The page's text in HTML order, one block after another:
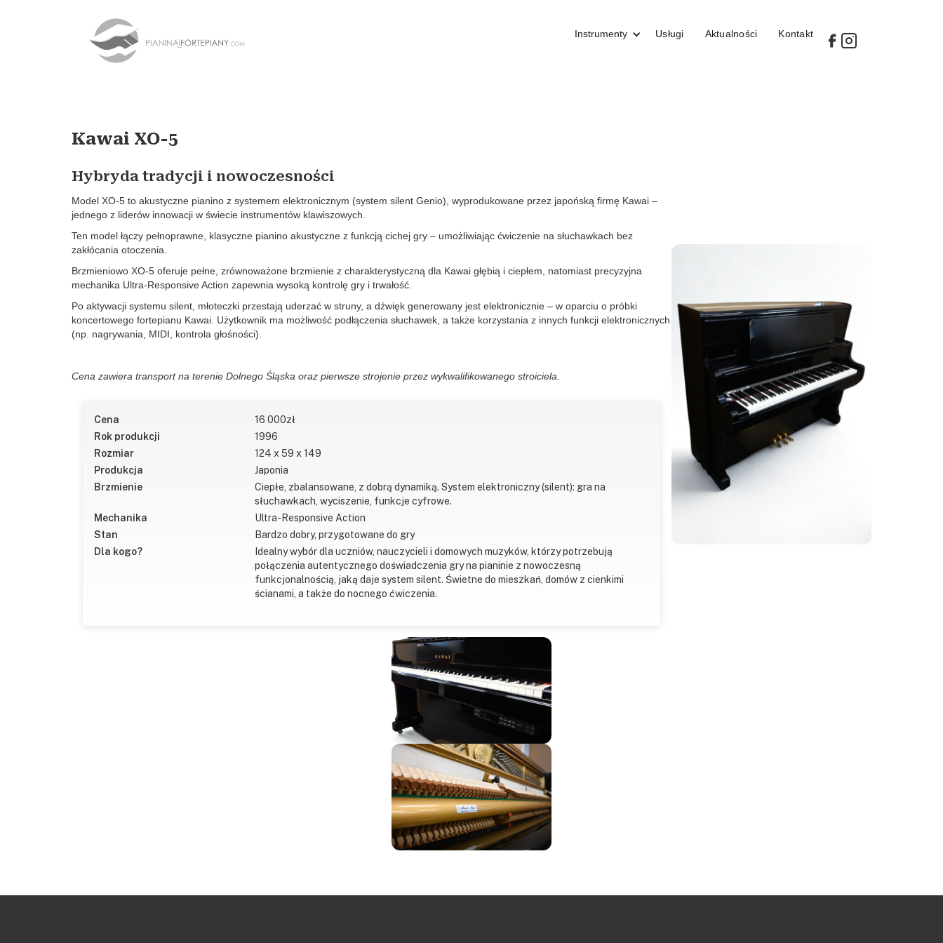
Instrumenty Usługi Aktualności Kontakt
Kawai XO-5
Hybryda tradycji i nowoczesności
Model XO-5 to akustyczne pianino z systemem elektronicznym (system silent Genio), wyprodukowane przez japońską firmę Kawai –
jednego z liderów innowacji w świecie instrumentów klawiszowych.
Ten model łączy pełnoprawne, klasyczne pianino akustyczne z funkcją cichej gry – umożliwiając ćwiczenie na słuchawkach bez
zakłócania otoczenia.
Brzmieniowo XO-5 oferuje pełne, zrównoważone brzmienie z charakterystyczną dla Kawai głębią i ciepłem, natomiast precyzyjna
mechanika Ultra-Responsive Action zapewnia wysoką kontrolę gry i trwałość.
Po aktywacji systemu silent, młoteczki przestają uderzać w struny, a dźwięk generowany jest elektronicznie – w oparciu o próbki
koncertowego fortepianu Kawai. Użytkownik ma możliwość podłączenia słuchawek, a także korzystania z innych funkcji elektronicznych
(np. nagrywania, MIDI, kontrola głośności).
Cena zawiera transport na terenie Dolnego Śląska oraz pierwsze strojenie przez wykwalifikowanego stroiciela.
Cena 16 000zł
Rok produkcji
1996
Rozmiar
124 x 59 x 149
Produkcja
Japonia
Brzmienie
Ciepłe, zbalansowane, z dobrą dynamiką. System elektroniczny (silent): gra na
słuchawkach, wyciszenie, funkcje cyfrowe.
Mechanika
Ultra-Responsive Action
Stan
Bardzo dobry, przygotowane do gry
Dla kogo?
Idealny wybór dla uczniów, nauczycieli i domowych muzyków, którzy potrzebują
połączenia autentycznego doświadczenia gry na pianinie z nowoczesną
funkcjonalnością, jaką daje system silent. Świetne do mieszkań, domów z cienkimi
ścianami, a także do nocnego ćwiczenia.